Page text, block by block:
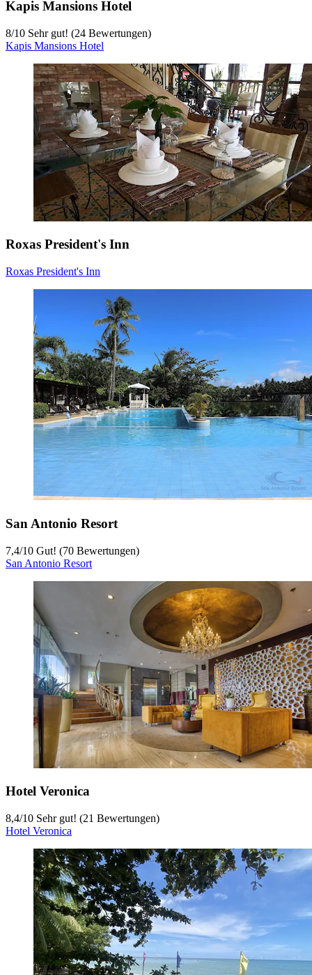
Kapis Mansions Hotel
8/10 Sehr gut! (24 Bewertungen)
Kapis Mansions Hotel
Roxas President's Inn
Roxas President's Inn
San Antonio Resort
7,4/10 Gut! (70 Bewertungen)
San Antonio Resort
Hotel Veronica
8,4/10 Sehr gut! (21 Bewertungen)
Hotel Veronica